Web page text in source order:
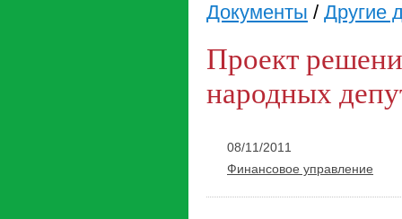
Документы / Другие
Проект
народных
08/11/2011
Финансовое управление